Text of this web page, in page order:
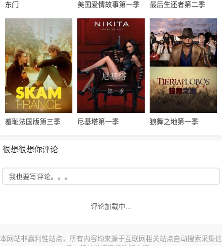
东门 美国爱情故事第一季 最后生还者第二季
羞耻法国版第三季 尼基塔第一季 狼舞之地第一季
很想很想你评论
评论加载中...
本网站非赢利性站点，所有内容均来源于互联网相关站点自动搜索采集信